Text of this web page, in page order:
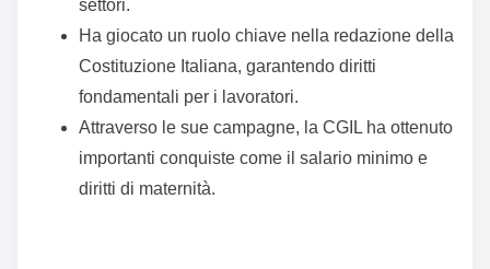
settori.
Ha giocato un ruolo chiave nella redazione della
Costituzione Italiana, garantendo diritti
fondamentali per i lavoratori.
Attraverso le sue campagne, la CGIL ha ottenuto
importanti conquiste come il salario minimo e
diritti di maternità.